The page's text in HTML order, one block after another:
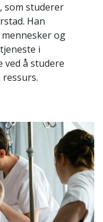
som studerer
Han
og
i
ved å studere